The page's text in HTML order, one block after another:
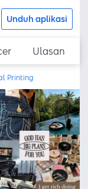
Unduh aplikasi
Ulasan
Printing